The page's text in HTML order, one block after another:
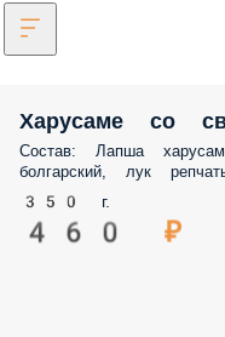
Харусаме со
Состав: Лапша
болгарский, лук
350 г.
460 ₽